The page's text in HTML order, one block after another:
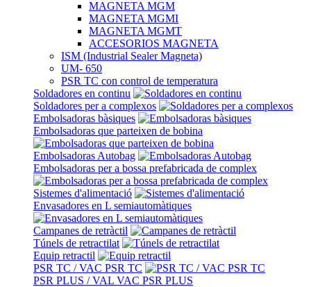
MAGNETA MGM
MAGNETA MGMI
MAGNETA MGMT
ACCESORIOS MAGNETA
ISM (Industrial Sealer Magneta)
UM- 650
PSR TC con control de temperatura
Soldadores en continu
Soldadores per a complexos
Embolsadoras bàsiques
Embolsadoras que parteixen de bobina
Embolsadoras Autobag
Embolsadoras per a bossa prefabricada de complex
Sistemes d'alimentació
Envasadores en L semiautomàtiques
Campanes de retràctil
Túnels de retractilat
Equip retractil
PSR TC / VAC PSR TC
PSR PLUS / VAL VAC PSR PLUS